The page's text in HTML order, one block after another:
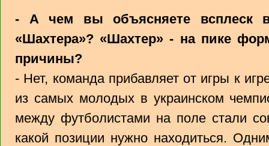
- А чем вы объясняете всплеск
«Шахтера»? «Шахтер» - на пике
причины?
- Нет, команда прибавляет от игры к
из самых молодых в украинском
между футболистами на поле стали
какой позиции нужно находиться.